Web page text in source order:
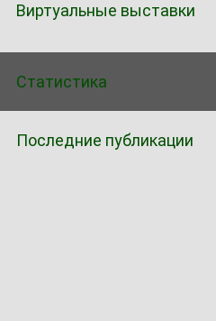
Виртуальные выставки
Статистика
Последние публикации